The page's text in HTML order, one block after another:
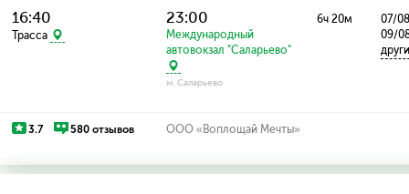
16:40
Трасса
23:00
Международный
автовокзал "Саларьево"
м. Саларьево
6ч 20м
07/
09/
3.7 580 отзывов ООО «Воплощай Мечты»